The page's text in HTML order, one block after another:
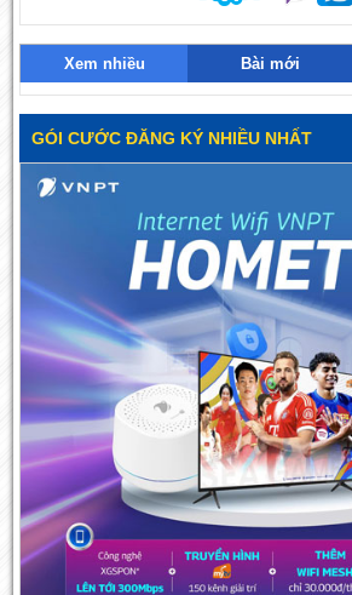
Xem nhiều Bài mới
GÓI CƯỚC ĐĂNG KÝ NHIỀU NHẤT